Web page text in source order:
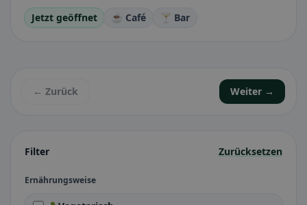
Filter Zurücksetzen
Ernährungsweise
Jetzt geöffnet ☕ Café 🍸 Bar
← Zurück Weiter →